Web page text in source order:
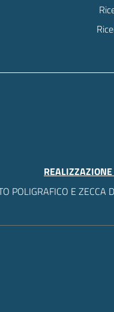
POLIGRAFICO E ZECCA
Utili